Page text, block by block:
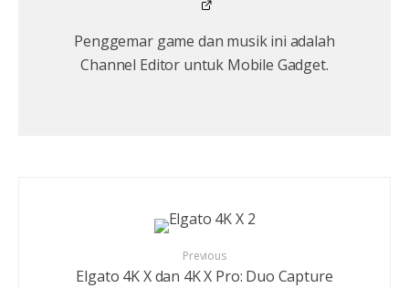
Penggemar game dan musik ini adalah
Channel Editor untuk Mobile Gadget.
Previous
Elgato 4K X dan 4K X Pro: Duo Capture